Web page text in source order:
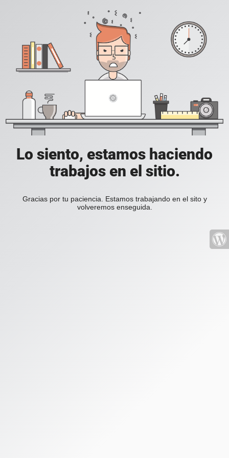
Lo siento, estamos haciendo
trabajos en el sitio.
Gracias por tu paciencia. Estamos trabajando en el sito y
volveremos enseguida.